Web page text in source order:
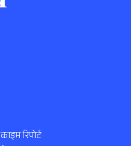
क्राइम रिपोर्ट